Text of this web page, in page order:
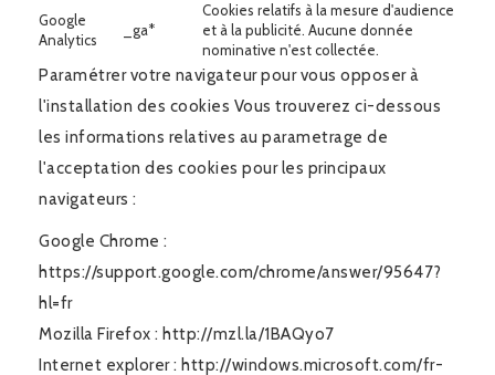
Google
Analytics
_ga*
Cookies relatifs à la mesure d'audience
et à la publicité. Aucune donnée
nominative n'est collectée.
Paramétrer votre navigateur pour vous opposer à
l'installation des cookies Vous trouverez ci-dessous
les informations relatives au parametrage de
l'acceptation des cookies pour les principaux
navigateurs :
Google Chrome :
https://support.google.com/chrome/answer/95647?
hl=fr
Mozilla Firefox : http://mzl.la/1BAQyo7
Internet explorer : http://windows.microsoft.com/fr-